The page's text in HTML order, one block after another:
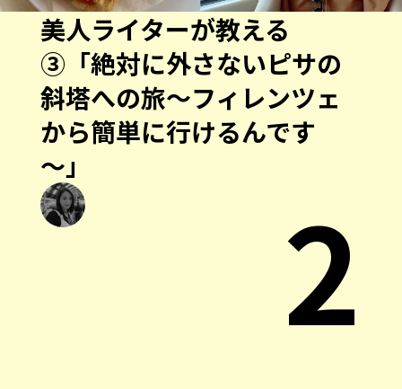
美人ライターが教える
③「絶対に外さないピサの
斜塔への旅～フィレンツェ
から簡単に行けるんです
～」
2